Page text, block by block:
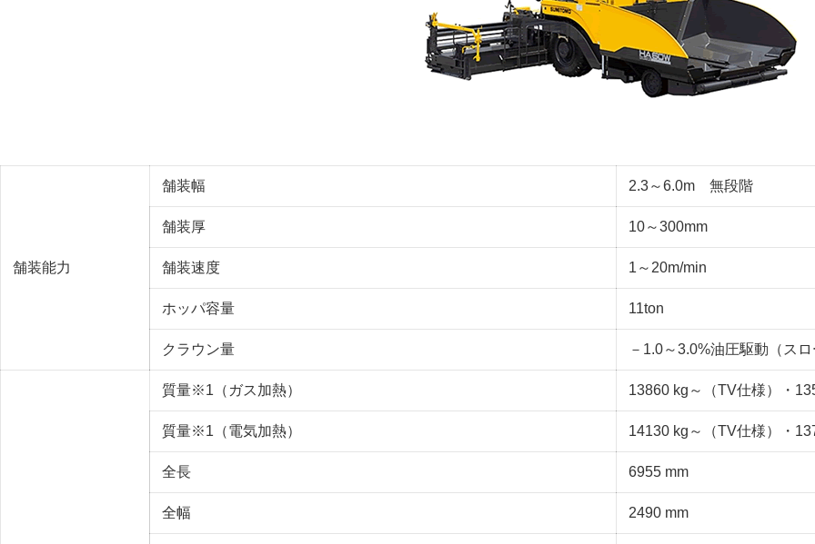
舗装能力
舗装幅 2.3～6.0m 無段階
舗装厚 10～300mm
舗装速度 1～20m/min
ホッパ容量 11ton
クラウン量 －1.0～3.0%油圧駆動（スロ
質量※1（ガス加熱） 13860 kg～（TV仕様）・
質量※1（電気加熱） 14130 kg～（TV仕様）・
全長 6955 mm
全幅 2490 mm